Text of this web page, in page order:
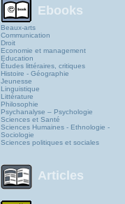
Ebooks
Beaux-arts
Communication
Droit
Economie et management
Education
Études littéraires, critiques
Histoire - Géographie
Jeunesse
Linguistique
Littérature
Philosophie
Psychanalyse – Psychologie
Sciences et Santé
Sciences Humaines - Ethnologie -
Sociologie
Sciences politiques et sociales
Articles